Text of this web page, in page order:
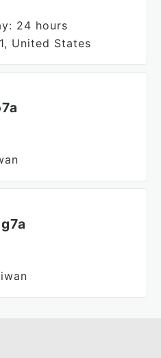
24 hours
United States